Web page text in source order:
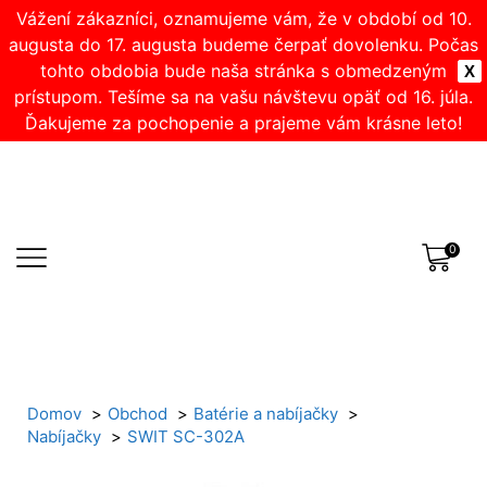
X
Vážení zákazníci, oznamujeme vám, že v období od 10.
augusta do 17. augusta budeme čerpať dovolenku. Počas
tohto obdobia bude naša stránka s obmedzeným
prístupom. Tešíme sa na vašu návštevu opäť od 16. júla.
Ďakujeme za pochopenie a prajeme vám krásne leto!
0
Domov Obchod
Batérie a nabíjačky
Nabíjačky
SWIT SC-302A